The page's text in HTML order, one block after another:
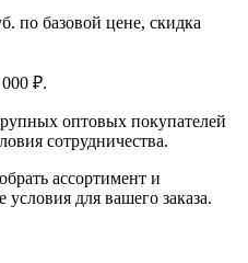
по базовой цене, скидка
₽.
оптовых покупателей
сотрудничества.
ассортимент и
для вашего заказа.